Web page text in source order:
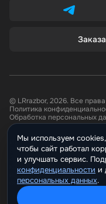
© LRrazbor, 2026. Все
Политика
Обработка персональных
Информация, размещённая
Все материалы данного
Запрещается
копирования на другие
использование
согласия правообладателя.
Мы используем
чтобы сайт работал
и улучшать сервис.
конфиденциальности и
персональных данных.